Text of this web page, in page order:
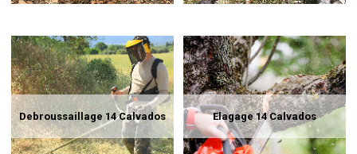
Debroussaillage 14 Calvados Elagage 14 Calvados